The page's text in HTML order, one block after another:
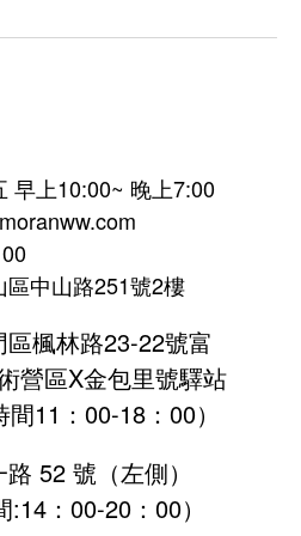
早上10:00~ 晚上7:00
中山路251號2樓
區楓林路23-22號富
X金包里號驛站
00-18：00）
52 號（左側）
:14：00-20：00）